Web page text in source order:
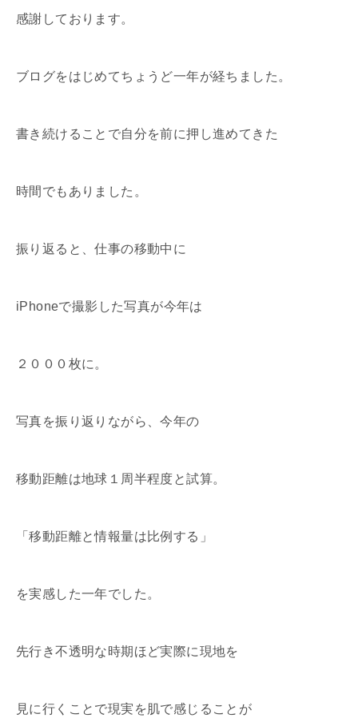
感謝しております。
ブログをはじめてちょうど一年が経ちました。
書き続けることで自分を前に押し進めてきた
時間でも ありました。
振り返ると、仕事の移動中に
iPhoneで撮影した写真が今年は
２０００枚に。
写真を振り返りながら、今年の
移動距離は地球１周半程度と試算。
「移動距離と情報量は比例する」
を実感した一年でした。
先行き不透明な時期ほど実際に現地を
見に行くことで現実を肌で感じることが